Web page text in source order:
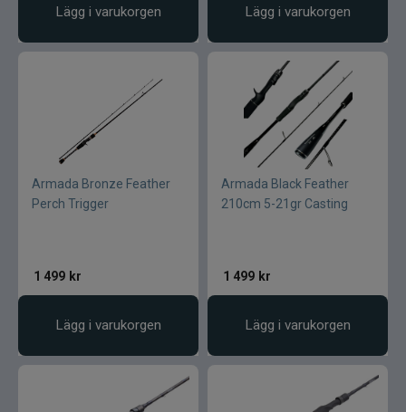
Lägg i varukorgen Lägg i varukorgen
Armada Bronze Feather
Perch Trigger
1 499 kr
Lägg i varukorgen
Armada Black Feather
210cm 5-21gr Casting
1 499 kr
Lägg i varukorgen